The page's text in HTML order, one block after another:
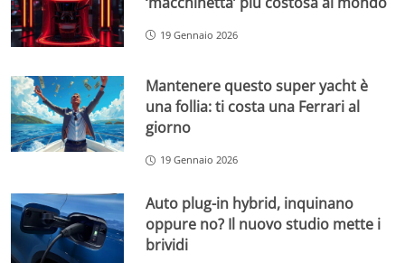
19 Gennaio 2026
Mantenere questo super yacht è
una follia: ti costa una Ferrari al
giorno
19 Gennaio 2026
Auto plug-in hybrid, inquinano
oppure no? Il nuovo studio mette i
brividi